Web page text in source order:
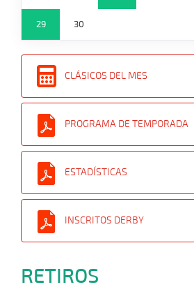
29 30
CLÁSICOS DEL MES
PROGRAMA DE TEMPORADA
ESTADÍSTICAS
INSCRITOS DERBY
RETIROS